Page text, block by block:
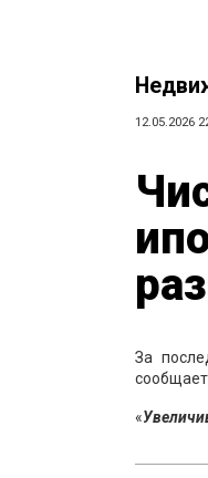
12.05.2026
За
«